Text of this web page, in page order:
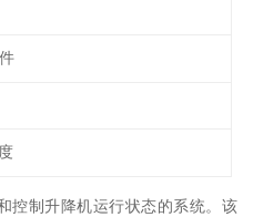
控制升降机运行状态的系统。该